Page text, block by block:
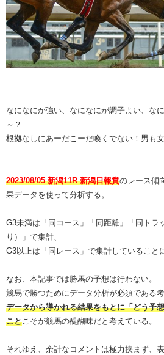
なになにが強い、なになにが調子よい、な
～？
根拠なしにあーだこーだ喚くでない！男も
2023/08/05 新潟11R 新潟日報賞のレース傾
果データを使って分析する。
G3未満は「同コース」「同距離」「同トラ
り）」で集計、
G3以上は「同レース」で集計していること
なお、本記事では勝馬の予想は行わない。
競馬で勝つためにデータ分析が必須である
データから導かれる結果をもとに「どう予
ことこそが競馬の醍醐味だと考えている。
それゆえ、余計なコメントは極力挟まず、